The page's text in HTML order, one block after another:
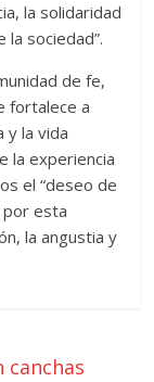
la solidaridad
sociedad”.
de fe,
fortalece a
y la vida
la experiencia
el “deseo de
esta
la angustia y
canchas